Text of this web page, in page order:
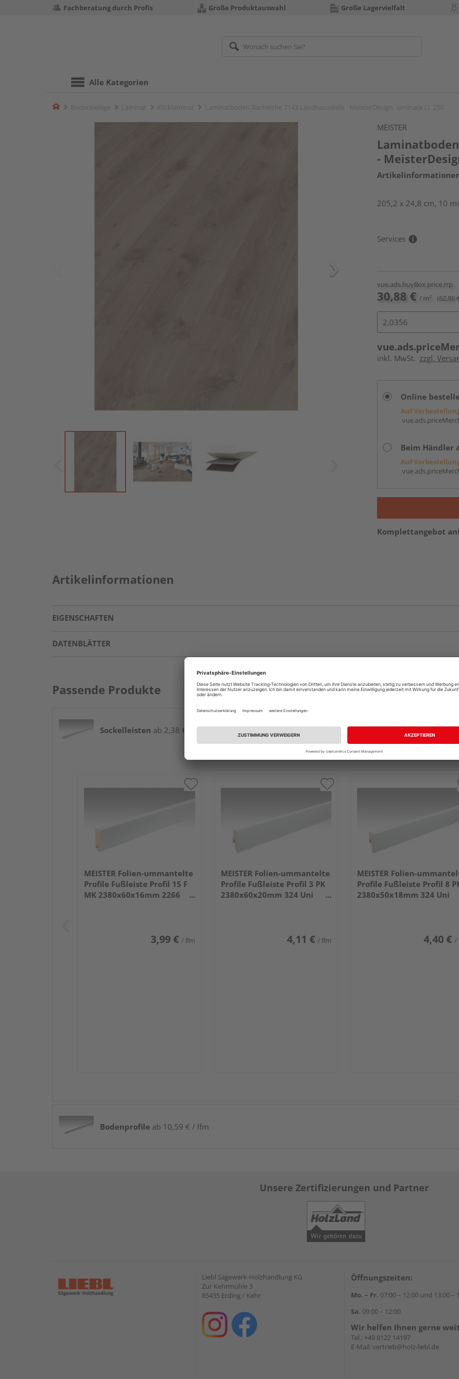
Fachberatung durch Profis Große Produktauswahl Große Lagervielfalt
Alle Kategorien
Home
MEISTER
-
205,2 x 24,8 cm, 10
Services
vue.ads.buyBox.price.rrp
30,88 € / m² (62,86
inkl. MwSt. zzgl.
Online
Auf
Beim Händler
Auf
Komplettangebot
Artikelinformationen
EIGENSCHAFTEN
DATENBLÄTTER
Passende Produkte
Sockelleisten ab 2,38 € / lfm
MEISTER Folien-ummantelte
Profile Fußleiste Profil 15 F
MK 2380x60x16mm 2266
3,99 € / lfm
MEISTER Folien-ummantelte
Profile Fußleiste Profil 3 PK
2380x60x20mm 324 Uni
4,11 € / lfm
MEISTER Folien-
Profile Fußleiste Profil 8
2380x50x18mm 324 Uni
4,40 € /
Bodenprofile ab 10,59 € / lfm
Unsere Zertifizierungen und Partner
Liebl Sägewerk-Holzhandlung KG
Zur Kehrmühle 3
85435 Erding / Kehr
Öffnungszeiten:
Mo. – Fr. 07:00 – 12:00 und 13:00 –
Sa. 09:00 – 12:00
Wir helfen Ihnen gerne
Tel.: +49 8122 14197
E-Mail: vertrieb@holz-liebl.de